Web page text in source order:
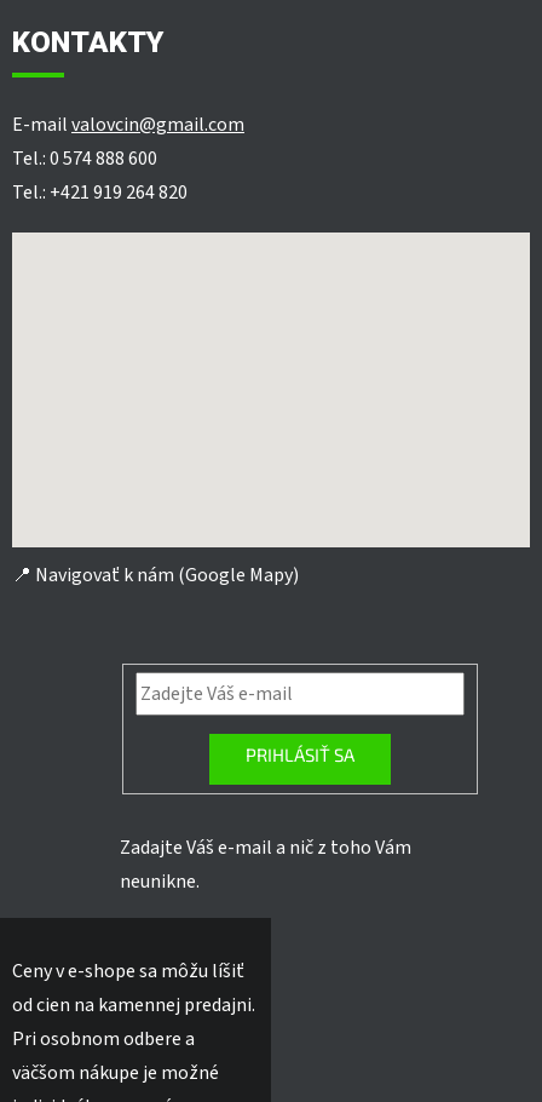
KONTAKTY
E-mailvalovcin@gmail.com
Tel.: 0 574 888 600
Tel.: +421 919 264 820
📍 Navigovať k nám (Google Mapy)
PRIHLÁSIŤ SA
Zadajte Váš e-mail a nič z toho Vám
neunikne.
Ceny v e-shope sa môžu líšiť
od cien na kamennej predajni.
Pri osobnom odbere a
väčšom nákupe je možné